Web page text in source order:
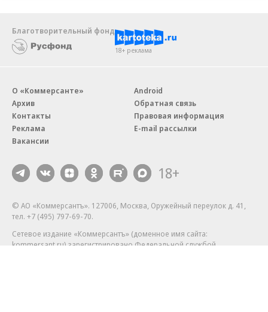
Благотворительный фонд
18+ реклама
О «Коммерсанте»
Архив
Контакты
Реклама
Вакансии
Android
Обратная связь
Правовая информация
E-mail рассылки
18+
© АО «Коммерсантъ». 127006, Москва, Оружейный переулок д. 41,
тел. +7 (495) 797-69-70.
Сетевое издание «Коммерсантъ» (доменное имя сайта:
kommersant.ru) зарегистрировано Федеральной службой